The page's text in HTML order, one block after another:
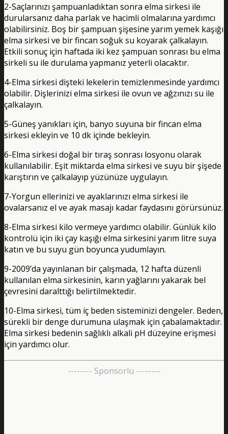
2-Saçlarınızı şampuanladıktan sonra elma sirkesi ile
durularsanız daha parlak ve hacimli olmalarına yardımcı
olabilirsiniz. Boş bir şampuan şişesine yarım yemek kaşığı
elma sirkesi ve bir fincan soğuk su koyarak çalkalayın.
Etkili sonuç için haftada iki kez şampuan sonrası bu elma
sirkeli su ile durulama yapmanız yeterli olacaktır.
4-Elma sirkesi dişteki lekelerin temizlenmesinde yardımcı
olabilir. Dişlerinizi elma sirkesi ile ovun ve ağzınızı su ile
çalkalayın.
5-Güneş yanıkları için, banyo suyuna bir fincan elma
sirkesi ekleyin ve 10 dk içinde bekleyin.
6-Elma sirkesi doğal bir tıraş sonrası losyonu olarak
kullanılabilir. Eşit miktarda elma sirkesi ve suyu bir şişede
karıştırın ve çalkalayıp yüzünüze uygulayın.
7-Yorgun ellerinizi ve ayaklarınızı elma sirkesi ile
ovalarsanız el ve ayak masajı kadar faydasını görürsünüz.
8-Elma sirkesi kilo vermeye yardımcı olabilir. Günlük kilo
kontrolü için iki çay kaşığı elma sirkesini yarım litre suya
katın ve bu suyu gün boyunca yudumlayın.
9-2009’da yayınlanan bir çalışmada, 12 hafta düzenli
kullanılan elma sirkesinin, karın yağlarını yakarak bel
çevresini daralttığı belirtilmektedir.
10-Elma sirkesi, tüm iç beden sisteminizi dengeler. Beden,
sürekli bir denge durumuna ulaşmak için çabalamaktadır.
Elma sirkesi bedenin sağlıklı alkali pH düzeyine erişmesi
için yardımcı olur.
-------- Sponsorlu --------